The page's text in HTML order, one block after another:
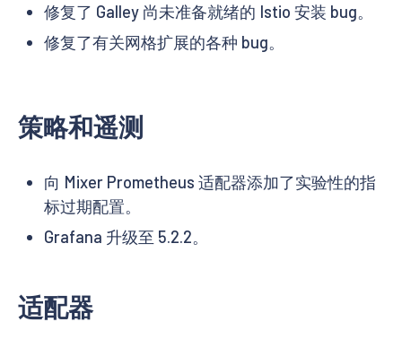
修复了 Galley 尚未准备就绪的 Istio 安装 bug。
修复了有关网格扩展的各种 bug。
策略和遥测
向 Mixer Prometheus 适配器添加了实验性的指
标过期配置。
Grafana 升级至 5.2.2。
适配器